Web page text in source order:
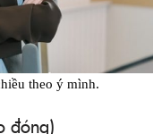
theo ý mình.
đóng)